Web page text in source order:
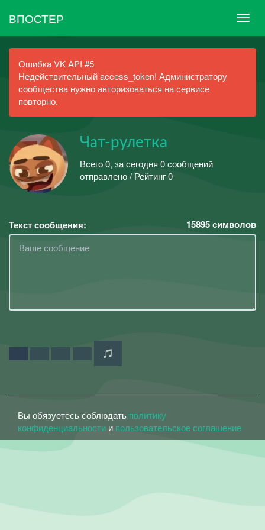
ВПОСТЕР
Ошибка VK API #5
Недействительный access_token! Администратору
сообщества нужно авторизоваться на сервисе
повторно.
Чат-рулетка
Всего 0, за сегодня 0 сообщений
отправлено / Рейтинг 0
Текст сообщения: 15895символов
Вы обязуетесь соблюдать политику
конфиденциальности и пользовательское соглашение